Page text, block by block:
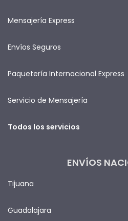
Mensajería Express
Envíos Seguros
Paquetería Internacional Express
Servicio de Mensajería
Todos los servicios
ENVÍOS
Tijuana
Guadalajara